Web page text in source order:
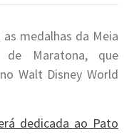
medalhas da Meia
de Maratona, que
Walt Disney World
dedicada ao Pato